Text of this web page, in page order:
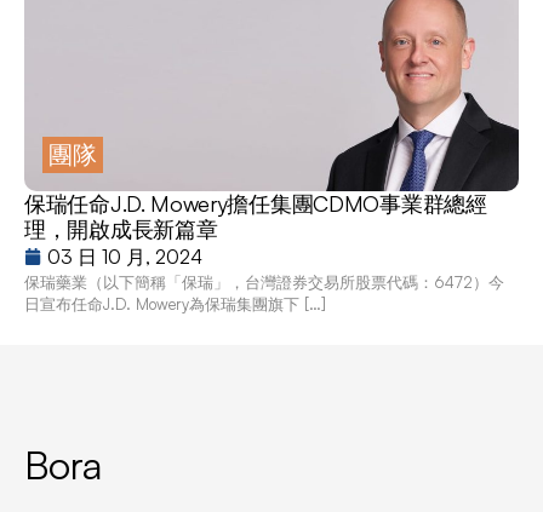
團隊
保瑞任命J.D. Mowery擔任集團CDMO事業群總經
理，開啟成長新篇章
03 日 10 月, 2024
保瑞藥業（以下簡稱「保瑞」，台灣證券交易所股票代碼：6472）今
日宣布任命J.D. Mowery為保瑞集團旗下 […]
Bora